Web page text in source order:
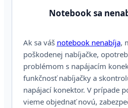
Notebook sa
Ak sa váš notebook nenabíja,
poškodenej nabíjačke,
problémom s napájacím
funkčnosť nabíjačky a
napájací konektor. V prípade
vieme objednať novú,